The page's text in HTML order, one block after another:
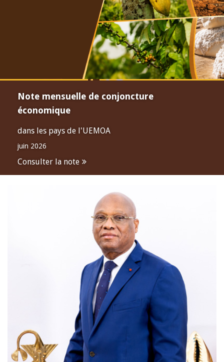
Note mensuelle de conjoncture
économique
dans les pays de l'UEMOA
juin 2026
Consulter la note